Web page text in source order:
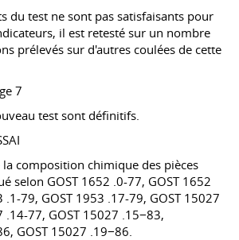
du test ne sont pas satisfaisants pour
il est retesté sur un nombre
prélevés sur d'autres coulées de cette
7
test sont définitifs.
composition chimique des pièces
selon GOST 1652 .0-77, GOST 1652
.1-79, GOST 1953 .17-79, GOST 15027
.14-77, GOST 15027 .15−83,
GOST 15027 .19−86.